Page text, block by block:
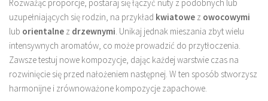
Rozważąc proporcje, postaraj się łączyć nuty z podobnych lub
uzupełniających się rodzin, na przykład kwiatowe z owocowymi
lub orientalne z drzewnymi. Unikaj jednak mieszania zbyt wielu
intensywnych aromatów, co może prowadzić do przytłoczenia.
Zawsze testuj nowe kompozycje, dając każdej warstwie czas na
rozwinięcie się przed nałożeniem następnej. W ten sposób stworzysz
harmonijne i zrównoważone kompozycje zapachowe.